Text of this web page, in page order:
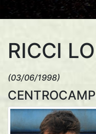
RICCI
(03/06/1998)